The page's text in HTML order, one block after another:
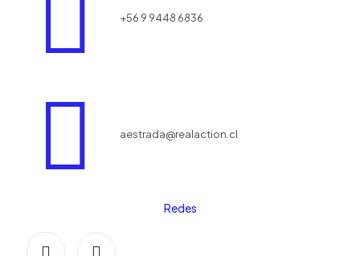
+56 9 9448 6836
aestrada@realaction.cl
Redes